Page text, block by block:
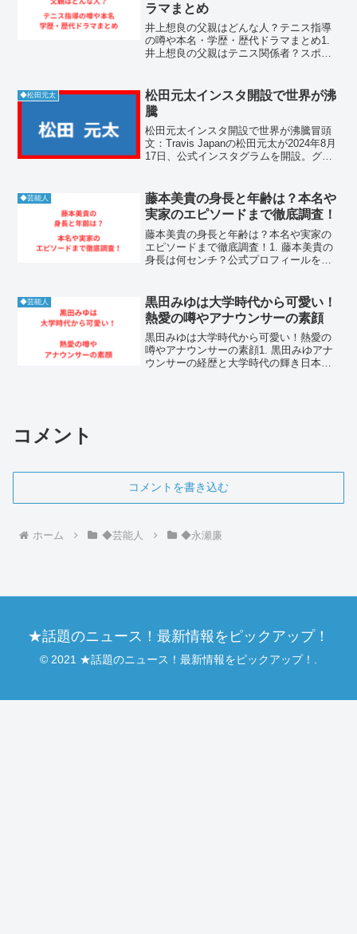
ラマまとめ
井上想良の父親はどんな人？テニス指導
の噂や本名・学歴・歴代ドラマまとめ1.
井上想良の父親はテニス関係者？スポー
父親がテニスの経験者であるという説
は、井上想良がわ...
◆松田元太
松田元太インスタ開設で世界が沸
騰
松田元太インスタ開設で世界が沸騰冒頭
文：Travis Japanの松田元太が2024年8月
17日、公式インスタグラムを開設。グル
した。初投稿からインスタライブまで、
彼ら...
◆芸能人
藤本美貴の身長と年齢は？本名や
実家のエピソードまで徹底調査！
藤本美貴の身長と年齢は？本名や実家の
エピソードまで徹底調査！1. 藤本美貴の
身長は何センチ？公式プロフィールをチ
トルであり、年齢は1985年2月26日生ま
れの...
◆芸能人
黒田みゆは大学時代から可愛い！
熱愛の噂やアナウンサーの素顔
黒田みゆは大学時代から可愛い！熱愛の
噂やアナウンサーの素顔1. 黒田みゆアナ
ウンサーの経歴と大学時代の輝き日本テ
コメント
コメントを書き込む
ホーム ◆芸能人 ◆永瀬廉
★話題のニュース！最新情報をピックアップ！
© 2021 ★話題のニュース！最新情報をピックアップ！.